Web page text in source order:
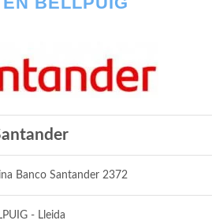
Banco Santander 2372
- Lleida